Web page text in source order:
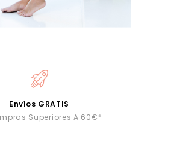
Envíos GRATIS
Superiores A 60€*